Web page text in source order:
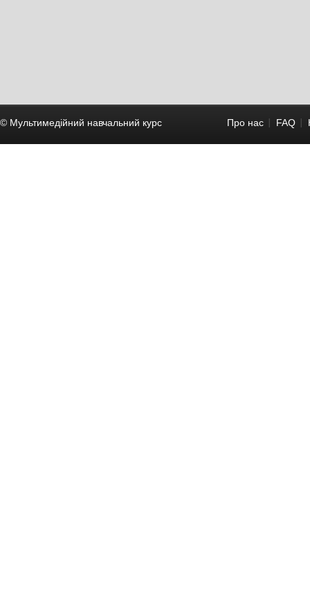
© Мультимедійний навчальний курc Про нас FAQ